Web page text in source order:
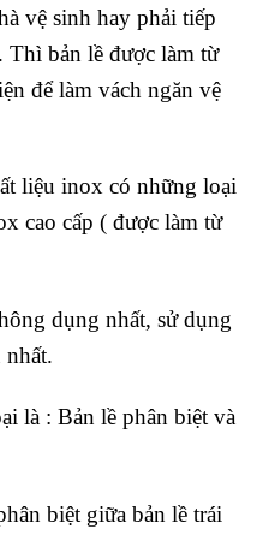
vệ sinh hay phải tiếp
Thì bản lề được làm từ
để làm vách ngăn vệ
liệu inox có những loại
cao cấp ( được làm từ
dụng nhất, sử dụng
nhất.
là : Bản lề phân biệt và
biệt giữa bản lề trái